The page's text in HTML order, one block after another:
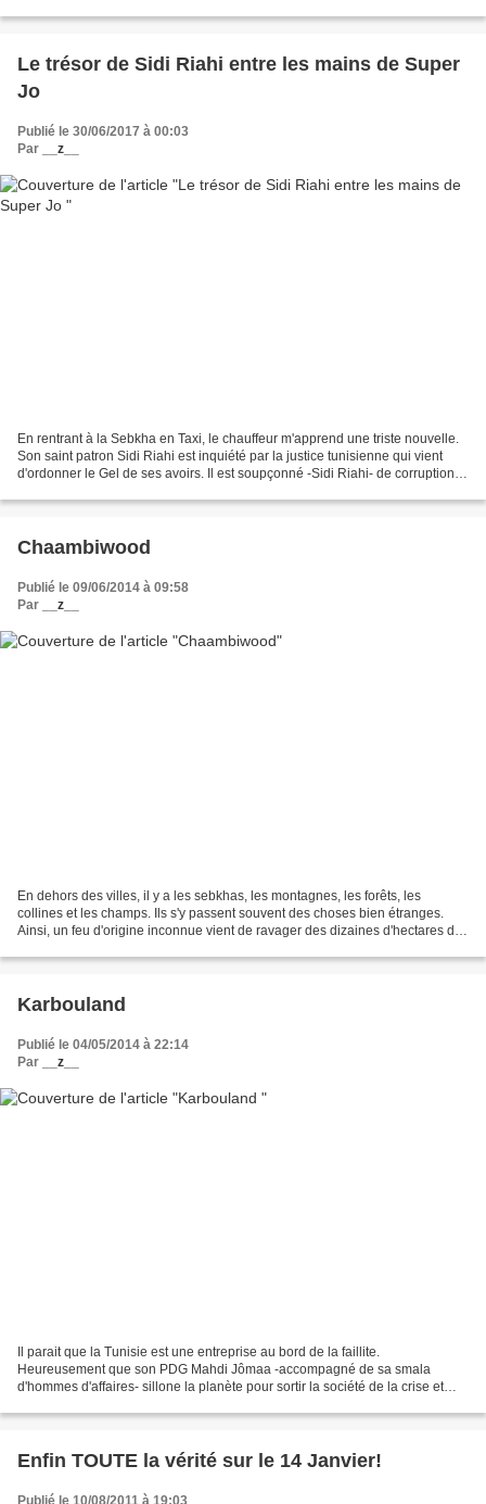
Le trésor de Sidi Riahi entre les mains de Super
Jo
Publié le 30/06/2017 à 00:03
Par
__z__
En rentrant à la Sebkha en Taxi, le chauffeur m'apprend une triste nouvelle.
Son saint patron Sidi Riahi est inquiété par la justice tunisienne qui vient
d'ordonner le Gel de ses avoirs. Il est soupçonné -Sidi Riahi- de corruption et
Chaambiwood
Publié le 09/06/2014 à 09:58
Par
__z__
En dehors des villes, il y a les sebkhas, les montagnes, les forêts, les
collines et les champs. Ils s'y passent souvent des choses bien étranges.
Ainsi, un feu d'origine inconnue vient de ravager des dizaines d'hectares du
Karbouland
Publié le 04/05/2014 à 22:14
Par
__z__
Il parait que la Tunisie est une entreprise au bord de la faillite.
Heureusement que son PDG Mahdi Jômaa -accompagné de sa smala
d'hommes d'affaires- sillone la planète pour sortir la société de la crise et
Enfin TOUTE la vérité sur le 14 Janvier!
Publié le 10/08/2011 à 19:03